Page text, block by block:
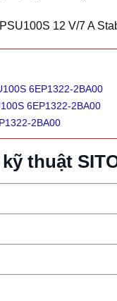
12 V/7 A
6EP1322-2BA00
6EP1322-2BA00
2BA00
thuật